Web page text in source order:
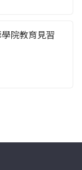
院教育見習